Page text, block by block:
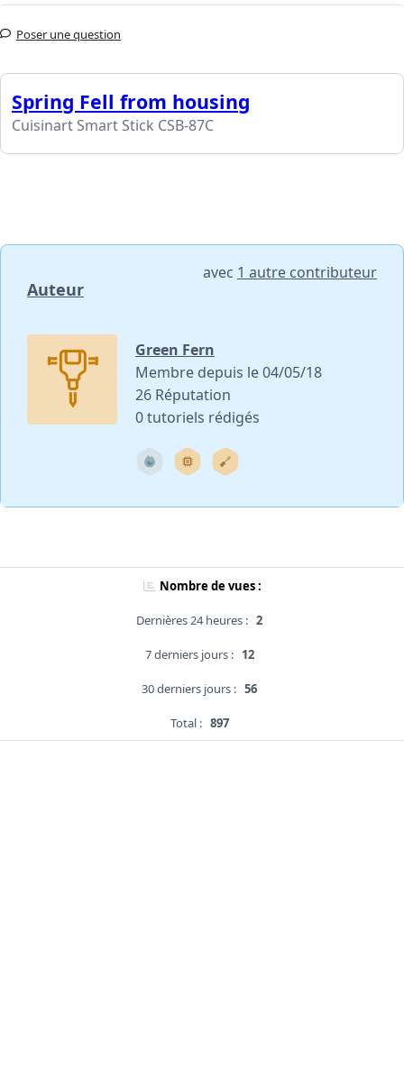
Poser une question
Spring Fell from housing
Cuisinart Smart Stick CSB-87C
Auteur
avec 1 autre contributeur
Green Fern
Membre depuis le 04/05/18
26 Réputation
0 tutoriels rédigés
Nombre de vues :
Dernières 24 heures : 2
7 derniers jours : 12
30 derniers jours : 56
Total : 897